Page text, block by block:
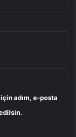
adım, e-posta